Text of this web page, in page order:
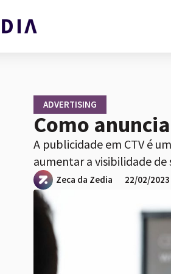
ADVERTISING
Como
A publicidade em CTV é
aumentar a visibilidade
Zeca da Zedia 22/02/2023